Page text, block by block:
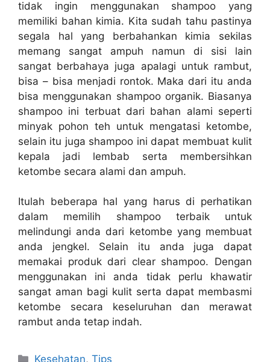
tidak ingin menggunakan shampoo yang
memiliki bahan kimia. Kita sudah tahu pastinya
segala hal yang berbahankan kimia sekilas
memang sangat ampuh namun di sisi lain
sangat berbahaya juga apalagi untuk rambut,
bisa – bisa menjadi rontok. Maka dari itu anda
bisa menggunakan shampoo organik. Biasanya
shampoo ini terbuat dari bahan alami seperti
minyak pohon teh untuk mengatasi ketombe,
selain itu juga shampoo ini dapat membuat kulit
kepala jadi lembab serta membersihkan
ketombe secara alami dan ampuh.
Itulah beberapa hal yang harus di perhatikan
dalam memilih shampoo terbaik untuk
melindungi anda dari ketombe yang membuat
anda jengkel. Selain itu anda juga dapat
memakai produk dari clear shampoo. Dengan
menggunakan ini anda tidak perlu khawatir
sangat aman bagi kulit serta dapat membasmi
ketombe secara keseluruhan dan merawat
rambut anda tetap indah.
Categories
Kesehatan,Tips